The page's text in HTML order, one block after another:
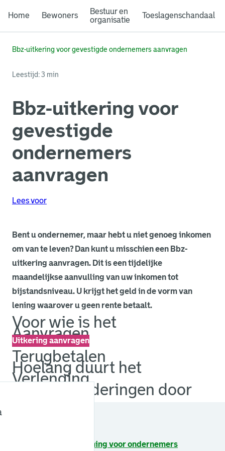
Home Bewoners
Bestuur en
organisatie
Toeslagenschandaal
Bbz-uitkering voor gevestigde ondernemers aanvragen
Leestijd: 3 min
Bbz-uitkering voor
gevestigde
ondernemers
aanvragen
Lees voor
Bent u ondernemer, maar hebt u niet genoeg inkomen
om van te leven? Dan kunt u misschien een Bbz-
uitkering aanvragen. Dit is een tijdelijke
maandelijkse aanvulling van uw inkomen tot
bijstandsniveau. U krijgt het geld in de vorm van
lening waarover u geen rente betaalt.
Voor wie is het
Aanvragen
Uitkering aanvragen
Terugbetalen
Hoelang duurt het
Verlenging
Geef veranderingen door
Financiële ondersteuning voor ondernemers